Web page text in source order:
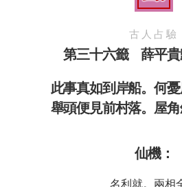
古人占驗
第三十六籤 薛平
此事真如到岸船。何憂
舉頭便見前村落。屋角
仙機：
名利就。兩相